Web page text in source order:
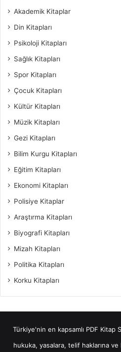
Akademik Kitaplar
Din Kitapları
Psikoloji Kitapları
Sağlık Kitapları
Spor Kitapları
Çocuk Kitapları
Kültür Kitapları
Müzik Kitapları
Gezi Kitapları
Bilim Kurgu Kitapları
Eğitim Kitapları
Ekonomi Kitapları
Polisiye Kitaplar
Araştırma Kitapları
Biyografi Kitapları
Mizah Kitapları
Politika Kitapları
Korku Kitapları
Türkiye'nin en kapsamlı PDF Kitap
hukuka, yasalara, telif haklarına ve